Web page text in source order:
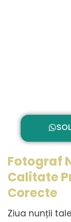
Fotograf
Calitate
Corecte
Ziua nunții